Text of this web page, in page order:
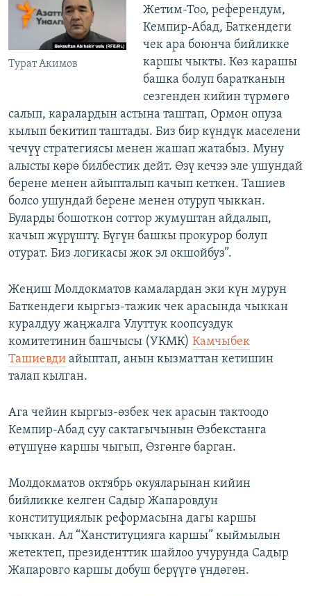
Турат Акимов
Жетим-Тоо, референдум,
Кемпир-Абад, Баткендеги
чек ара боюнча бийликке
каршы чыкты. Көз карашы
башка болуп баратканын
сезгенден кийин түрмөгө
салып, каралардын астына таштап, Ормон опуза
кылып бекитип таштады. Биз бир күндүк маселени
чечүү стратегиясы менен жашап жатабыз. Муну
алысты көрө билбестик дейт. Өзү кечээ эле ушундай
берене менен айыпталып качып кеткен. Ташиев
болсо ушундай берене менен отуруп чыккан.
Буларды бошоткон соттор жумуштан айдалып,
качып жүрүштү. Бүгүн башкы прокурор болуп
отурат. Биз логикасы жок эл окшойбуз”.
Жеңиш Молдокматов камалардан эки күн мурун
Баткендеги кыргыз-тажик чек арасында чыккан
куралдуу жаңжалга Улуттук коопсуздук
комитетинин башчысы (УКМК) Камчыбек
Ташиевди айыптап, анын кызматтан кетишин
талап кылган.
Ага чейин кыргыз-өзбек чек арасын тактоодо
Кемпир-Абад суу сактагычынын Өзбекстанга
өтүшүнө каршы чыгып, Өзгөнгө барган.
Молдокматов октябрь окуяларынан кийин
бийликке келген Садыр Жапаровдун
конституциялык реформасына дагы каршы
чыккан. Ал “Ханституцияга каршы” кыймылын
жетектеп, президенттик шайлоо учурунда Садыр
Жапаровго каршы добуш берүүгө үндөгөн.